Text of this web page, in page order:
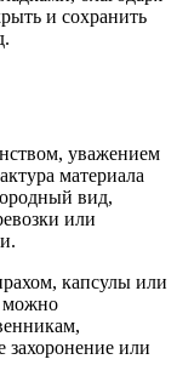
и сохранить
уважением
материала
вид,
или
капсулы или
можно
захоронение или